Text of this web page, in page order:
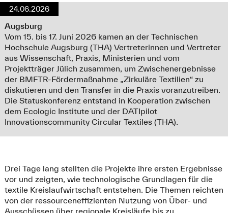
24.06.2026
Augsburg
Vom 15. bis 17. Juni 2026 kamen an der Technischen
Hochschule Augsburg (THA) Vertreterinnen und Vertreter
aus Wissenschaft, Praxis, Ministerien und vom
Projektträger Jülich zusammen, um Zwischenergebnisse
der BMFTR-Fördermaßnahme „Zirkuläre Textilien“ zu
diskutieren und den Transfer in die Praxis voranzutreiben.
Die Statuskonferenz entstand in Kooperation zwischen
dem Ecologic Institute und der DATIpilot
Innovationscommunity Circular Textiles (THA).
Drei Tage lang stellten die Projekte ihre ersten Ergebnisse
vor und zeigten, wie technologische Grundlagen für die
textile Kreislaufwirtschaft entstehen. Die Themen reichten
von der ressourceneffizienten Nutzung von Über- und
Ausschüssen über regionale Kreisläufe bis zu